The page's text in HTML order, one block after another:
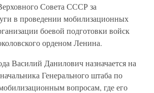
Совета СССР за
в проведении мобилизационных
боевой подготовки войск
орденом Ленина.
Василий Данилович назначается на
Генерального штаба по
вопросам, где его